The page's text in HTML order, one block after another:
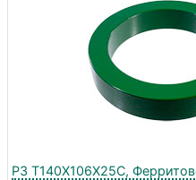
P3 T140X106X25C,